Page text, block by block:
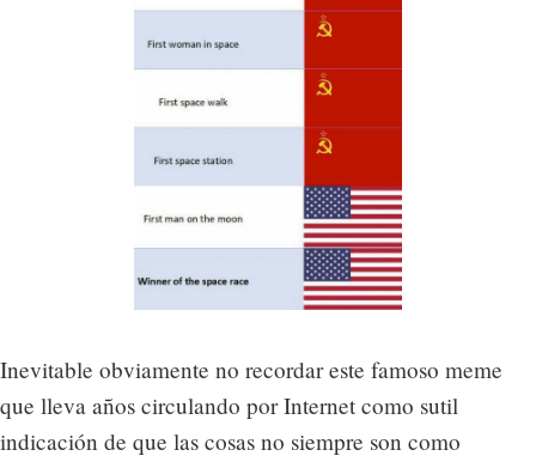
Inevitable obviamente no recordar este famoso meme
que lleva años circulando por Internet como sutil
indicación de que las cosas no siempre son como